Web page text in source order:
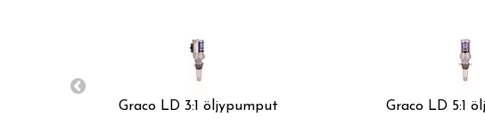
Graco LD 3:1 öljypumput Graco LD 5:1